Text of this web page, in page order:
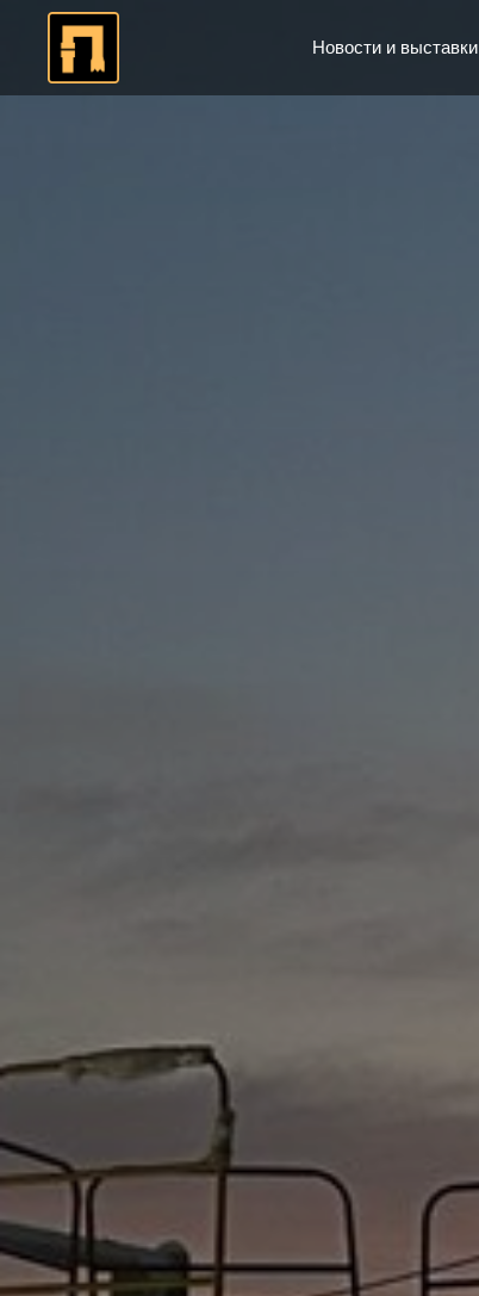
Новости и выставки